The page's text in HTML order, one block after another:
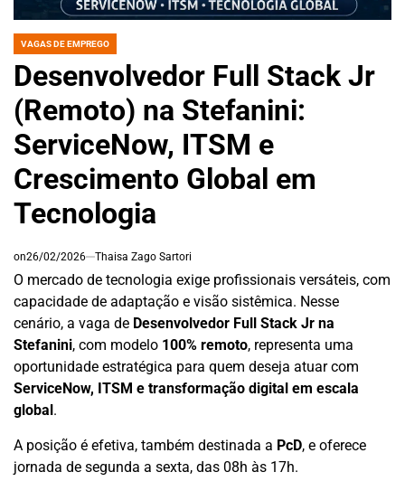
POSTED
VAGAS DE EMPREGO
Desenvolvedor Full Stack Jr
(Remoto) na Stefanini:
ServiceNow, ITSM e
Crescimento Global em
Tecnologia
on26/02/2026 Thaisa Zago Sartori
O mercado de tecnologia exige profissionais versáteis, com
capacidade de adaptação e visão sistêmica. Nesse
cenário, a vaga de Desenvolvedor Full Stack Jr na
Stefanini, com modelo 100% remoto, representa uma
oportunidade estratégica para quem deseja atuar com
ServiceNow, ITSM e transformação digital em escala
global.
A posição é efetiva, também destinada a PcD, e oferece
jornada de segunda a sexta, das 08h às 17h.